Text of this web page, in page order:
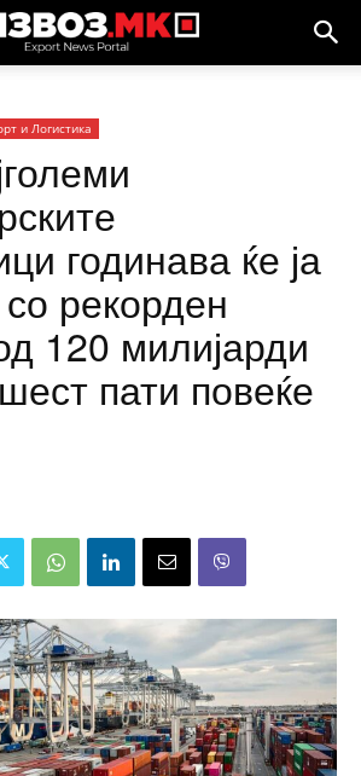
и Логистика
годинава ќе ја
рекорден
120 милијарди
пати повеќе